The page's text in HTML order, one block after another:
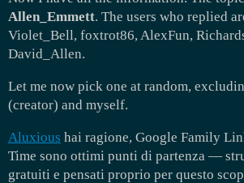
Allen_Emmett. The users who replied
Violet_Bell, foxtrot86, AlexFun,
David_Allen.
Let me now pick one at random,
(creator) and myself.
Aluxious hai ragione, Google Family
Time sono ottimi punti di partenza —
gratuiti e pensati proprio per questo